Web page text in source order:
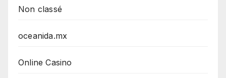
Non classé
oceanida.mx
Online Casino